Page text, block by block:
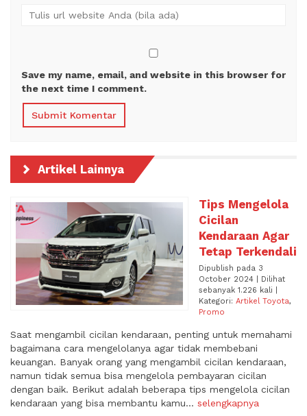
Save my name, email, and website in this browser for
the next time I comment.
Artikel Lainnya
Tips Mengelola
Cicilan
Kendaraan Agar
Tetap Terkendali
Dipublish pada 3
October 2024 | Dilihat
sebanyak 1.226 kali |
Kategori: Artikel Toyota,
Promo
Saat mengambil cicilan kendaraan, penting untuk memahami
bagaimana cara mengelolanya agar tidak membebani
keuangan. Banyak orang yang mengambil cicilan kendaraan,
namun tidak semua bisa mengelola pembayaran cicilan
dengan baik. Berikut adalah beberapa tips mengelola cicilan
kendaraan yang bisa membantu kamu... selengkapnya